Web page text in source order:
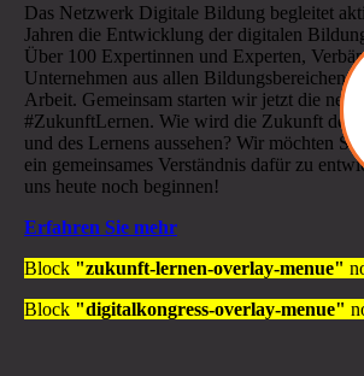
Das Netzwerk Digitale Bildung begleitet
Jahren die Entwicklung der digitalen
Über 100 Expertinnen und Experten,
Unternehmen aus allen Bildungsbereichen
Arbeit. Gemeinsam starten wir jetzt die neue
#ZukunftLernen. Wie wird die Zukunft der
und des Lernens aussehen? Wir möchten
ein gemeinsames Verständnis dafür zu
uns heute noch beginnen!
Erfahren Sie mehr
Block "zukunft-lernen-overlay-menue"
Block "digitalkongress-overlay-menue"